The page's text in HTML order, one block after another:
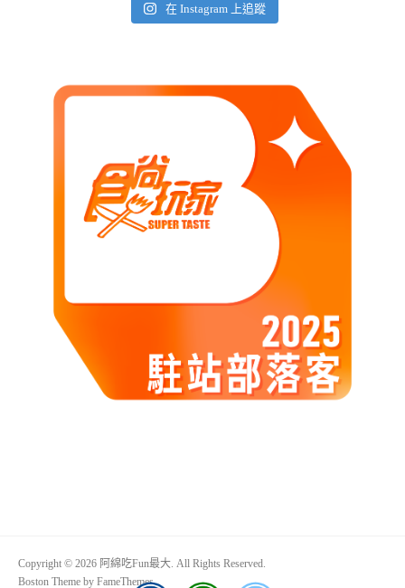
在 Instagram 上追蹤
Copyright © 2026 阿綿吃Fun最大. All Rights Reserved.
Boston Theme by FameThemes